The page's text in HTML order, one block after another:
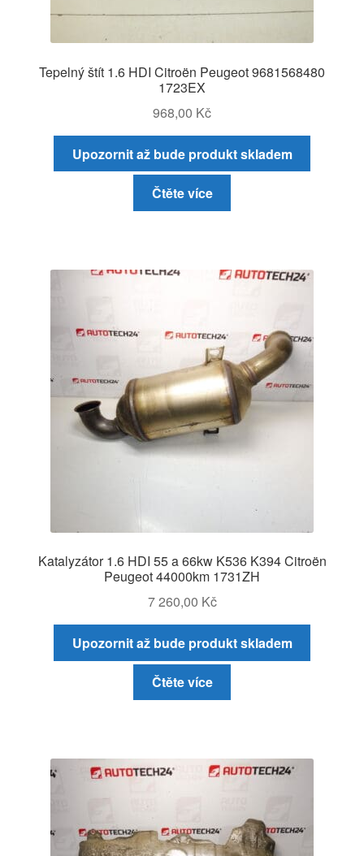
Tepelný štít 1.6 HDI Citroën Peugeot 9681568480
1723EX
968,00 Kč
Upozornit až bude produkt skladem
Čtěte více
Katalyzátor 1.6 HDI 55 a 66kw K536 K394 Citroën
Peugeot 44000km 1731ZH
7 260,00 Kč
Upozornit až bude produkt skladem
Čtěte více